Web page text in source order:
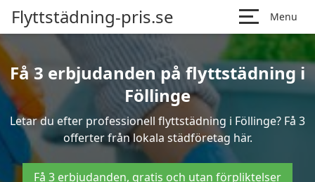
Flyttstädning-pris.se Menu
Få 3 erbjudanden på flyttstädning i
Föllinge
Letar du efter professionell flyttstädning i Föllinge? Få 3
offerter från lokala städföretag här.
Få 3 erbjudanden, gratis och utan förpliktelser